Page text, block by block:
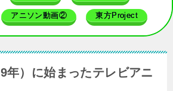
アニソン動画② 東方Project
年）に始まったテレビアニ